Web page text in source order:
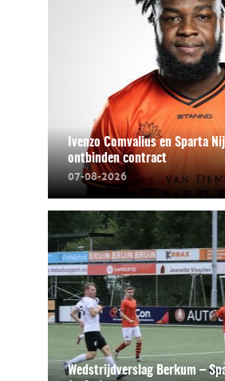
Ivenzo Comvalius en Sparta
ontbinden contract
07-08-2026
Wedstrijdverslag Berkum –